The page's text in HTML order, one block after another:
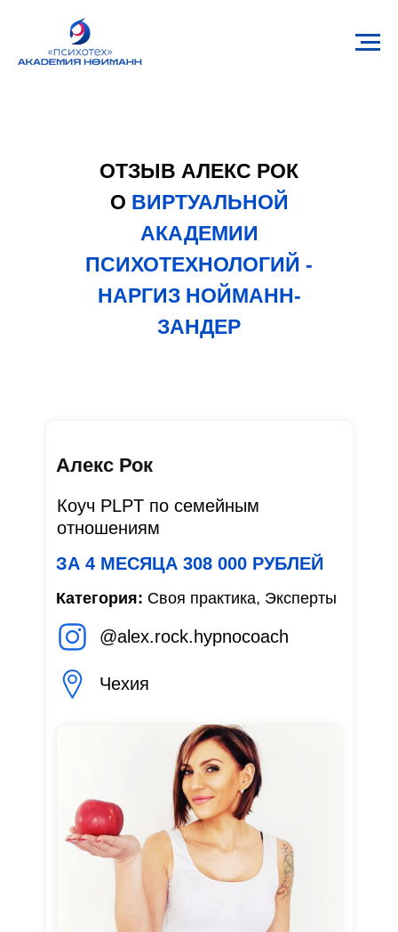
Главная / Кейсы / Алекс Рок
ОТЗЫВ АЛЕКС РОК
О ВИРТУАЛЬНОЙ
АКАДЕМИИ
ПСИХОТЕХНОЛОГИЙ -
НАРГИЗ НОЙМАНН-
ЗАНДЕР
Алекс Рок
Коуч PLPT по семейным
отношениям
@alex.rock.hypnocoach
Чехия
Категория: Своя практика, Эксперты
ЗА 4 МЕСЯЦА 308 000 РУБЛЕЙ